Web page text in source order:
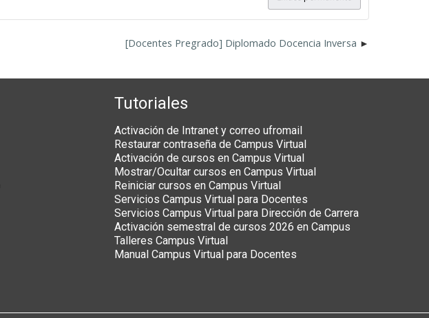
[Docentes Pregrado] Diplomado Docencia Inversa
Tutoriales
Activación de Intranet y correo ufromail
Restaurar contraseña de Campus Virtual
Activación de cursos en Campus Virtual
Mostrar/Ocultar cursos en Campus Virtual
Reiniciar cursos en Campus Virtual
Servicios Campus Virtual para Docentes
Servicios Campus Virtual para Dirección de Carrera
Activación semestral de cursos 2026 en Campus
Talleres Campus Virtual
Manual Campus Virtual para Docentes